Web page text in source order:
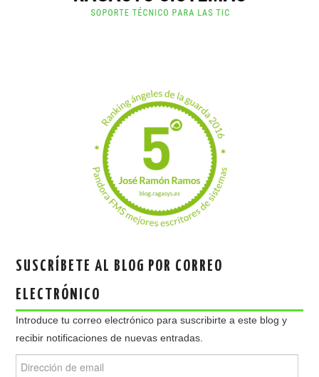
SUSCRÍBETE AL BLOG POR CORREO
ELECTRÓNICO
Introduce tu correo electrónico para suscribirte a este blog y
recibir notificaciones de nuevas entradas.
de